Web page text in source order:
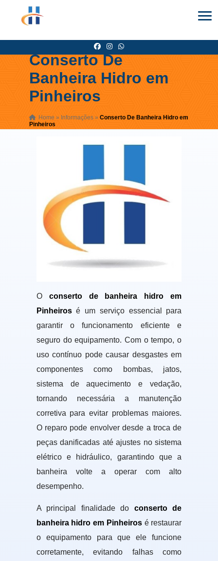
Conserto De
Banheira Hidro em
Pinheiros
Home » Informações » Conserto De Banheira Hidro em
Pinheiros
O conserto de banheira hidro em
Pinheirosé um serviço essencial para
garantir o funcionamento eficiente e
seguro do equipamento. Com o tempo, o
uso contínuo pode causar desgastes em
componentes como bombas, jatos,
sistema de aquecimento e vedação,
tornando necessária a manutenção
corretiva para evitar problemas maiores.
O reparo pode envolver desde a troca de
peças danificadas até ajustes no sistema
elétrico e hidráulico, garantindo que a
banheira volte a operar com alto
desempenho.
A principal finalidade do conserto de
banheira hidro em Pinheirosé restaurar
o equipamento para que ele funcione
corretamente, evitando falhas como